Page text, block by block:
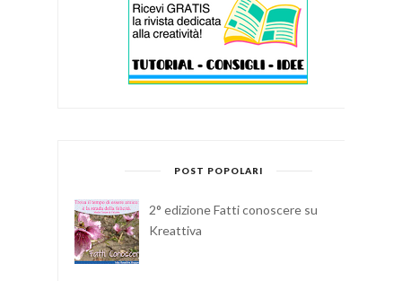
POST POPOLARI
2° edizione Fatti conoscere su
Kreattiva